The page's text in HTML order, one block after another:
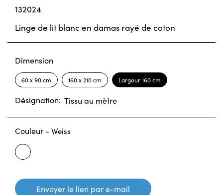
132024
Linge de lit blanc en damas rayé de coton
Dimension
60 x 90 cm 160 x 210 cm Largeur 160 cm
Désignation: Tissu au mètre
Couleur - Weiss
Weiss
Envoyer le lien par e-mail